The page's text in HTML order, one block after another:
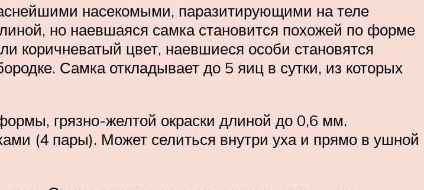
насекомыми, паразитирующими на теле
но наевшаяся самка становится похожей по форме
коричневатый цвет, наевшиеся особи становятся
Самка откладывает до 5 яиц в сутки, из которых
грязно-желтой окраски длиной до 0,6 мм.
(4 пары). Может селиться внутри уха и прямо в ушной